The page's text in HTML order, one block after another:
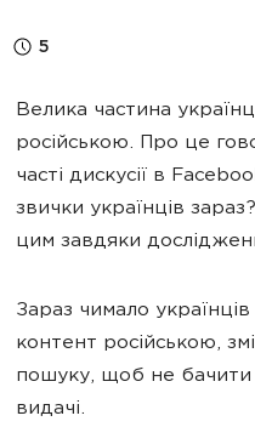
5
Велика частина
російською. Про це
часті дискусії в
звички українців
цим завдяки
Зараз чимало
контент російською,
пошуку, щоб не бачити
видачі.